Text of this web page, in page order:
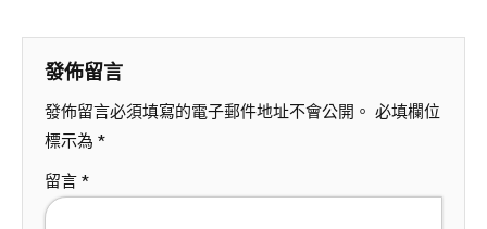
發佈留言
發佈留言必須填寫的電子郵件地址不會公開。 必填欄位
標示為 *
留言 *